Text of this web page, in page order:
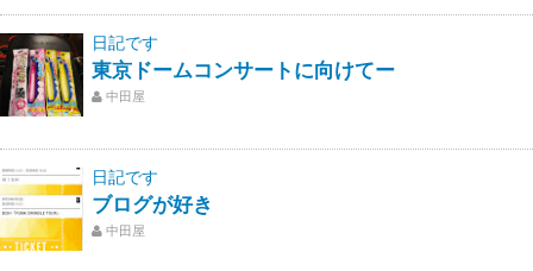
日記です
東京ドームコンサートに向けてー
中田屋
日記です
ブログが好き
中田屋